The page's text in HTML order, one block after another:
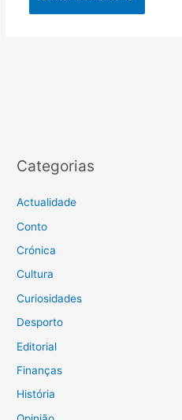
Categorias
Actualidade
Conto
Crónica
Cultura
Curiosidades
Desporto
Editorial
Finanças
História